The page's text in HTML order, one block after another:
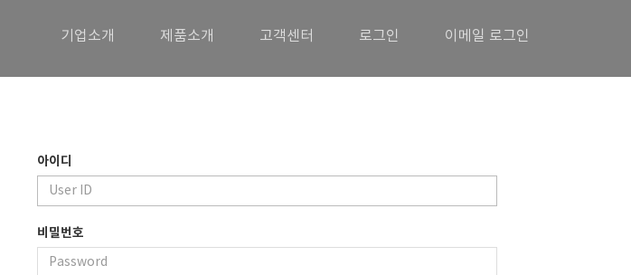
기업소개 제품소개 고객센터 로그인 이메일 로그인
아이디
비밀번호